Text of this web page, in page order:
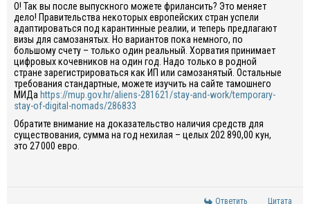
О! Так вы после выпускного можете фрилансить? Это меняет
дело! Правительства некоторых европейских стран успели
адаптироваться под карантинные реалии, и теперь предлагают
визы для самозанятых. Но вариантов пока немного, по
большому счету – только один реальный. Хорватия принимает
цифровых кочевников на один год. Надо только в родной
стране зарегистрироваться как ИП или самозанятый. Остальные
требования стандартные, можете изучить на сайте тамошнего
МИДа https://mup.gov.hr/aliens-281621/stay-and-work/temporary-
stay-of-digital-nomads/286833
Обратите внимание на доказательство наличия средств для
существования, сумма на год нехилая – целых 202 890,00 кун,
это 27 000 евро.
Ответить Цитата